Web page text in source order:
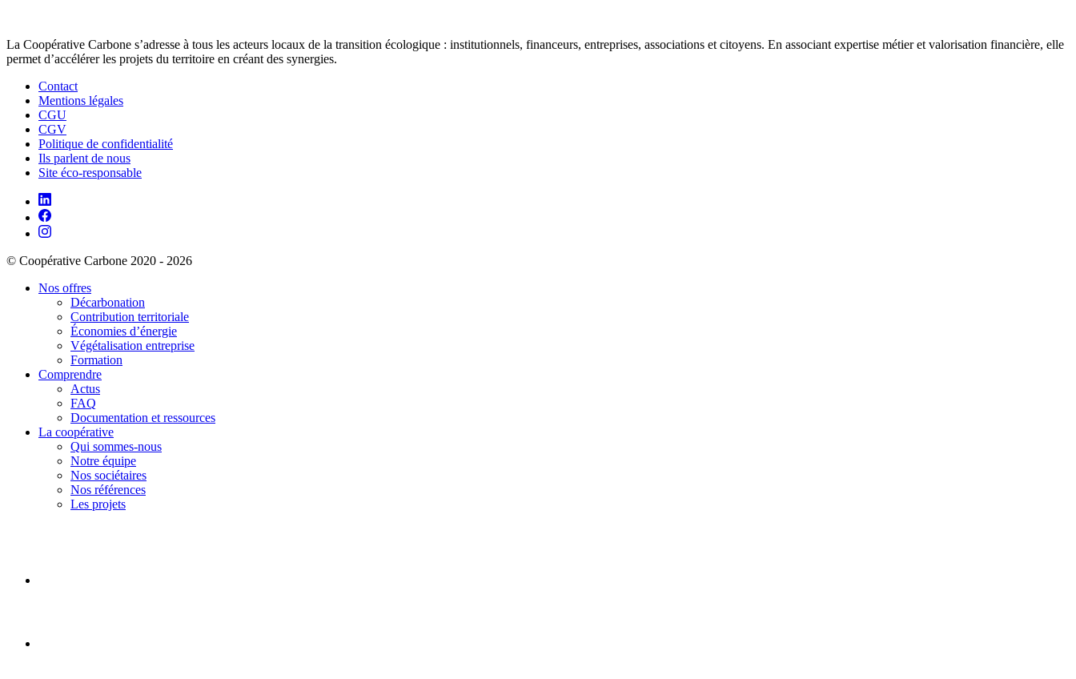
La Coopérative Carbone s’adresse à tous les acteurs locaux de la transition écologique : institutionnels, financeurs, entreprises, associations et citoyens. En associant expertise métier et valorisation financière, elle
permet d’accélérer les projets du territoire en créant des synergies.
Contact
Mentions légales
CGU
CGV
Politique de confidentialité
Ils parlent de nous
Site éco-responsable
© Coopérative Carbone 2020 - 2026
Nos offres
Décarbonation
Contribution territoriale
Économies d’énergie
Végétalisation entreprise
Formation
Comprendre
Actus
FAQ
Documentation et ressources
La coopérative
Qui sommes-nous
Notre équipe
Nos sociétaires
Nos références
Les projets